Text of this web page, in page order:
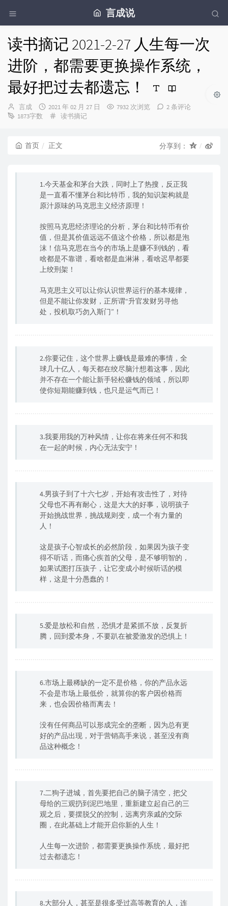
言成说
读书摘记 2021-2-27 人生每一次
进阶，都需要更换操作系统，
最好把过去都遗忘！
博
主：
言成
发
布
2021 年 02 月 27 日 7932 次浏览
2 条评论
1873字数
分
读书摘记
首页 正文 分享到：
1.今天基金和茅台大跌，同时上了热搜，反正我
是一直看不懂茅台和比特币，我的知识架构就是
原汁原味的马克思主义经济原理！
按照马克思经济理论的分析，茅台和比特币有价
值，但是其价值远远不值这个价格，所以都是泡
沫！信马克思在当今的市场上是赚不到钱的，看
啥都是不靠谱，看啥都是血淋淋，看啥迟早都要
上绞刑架！
马克思主义可以让你认识世界运行的基本规律，
但是不能让你发财，正所谓“升官发财另寻他
处，投机取巧勿入斯门”！
2.你要记住，这个世界上赚钱是最难的事情，全
球几十亿人，每天都在绞尽脑汁想着这事，因此
并不存在一个能让新手轻松赚钱的领域，所以即
使你短期能赚到钱，也只是运气而已！
3.我要用我的万种风情，让你在将来任何不和我
在一起的时候，内心无法安宁！
4.男孩子到了十六七岁，开始有攻击性了，对待
父母也不再有耐心，这是大大的好事，说明孩子
开始挑战世界，挑战规则变，成一个有力量的
人！
这是孩子心智成长的必然阶段，如果因为孩子变
得不听话，而痛心疾首的父母，是不够明智的，
如果试图打压孩子，让它变成小时候听话的模
样，这是十分愚蠢的！
5.爱是放松和自然，恐惧才是紧抓不放，反复折
腾，回到爱本身，不要趴在被爱激发的恐惧上！
6.市场上最稀缺的一定不是价格，你的产品永远
不会是市场上最低价，就算你的客户因价格而
来，也会因价格而离去！
没有任何商品可以形成完全的垄断，因为总有更
好的产品出现，对于营销高手来说，甚至没有商
品这种概念！
7.二狗子进城，首先要把自己的脑子清空，把父
母给的三观扔到泥巴地里，重新建立起自己的三
观之后，要摆脱父的控制，远离穷亲戚的交际
圈，在此基础上才能开启你新的人生！
人生每一次进阶，都需要更换操作系统，最好把
过去都遗忘！
8.大部分人，甚至是很多受过高等教育的人，连